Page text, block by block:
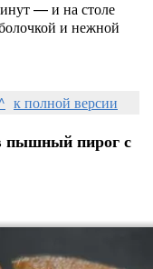
— и на столе
и нежной
к полной версии
пышный пирог с